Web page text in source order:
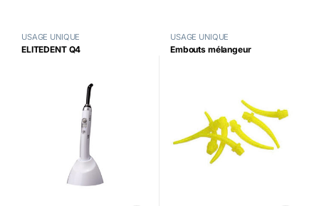
USAGE UNIQUE
ELITEDENT Q4
USAGE UNIQUE
Embouts mélangeur